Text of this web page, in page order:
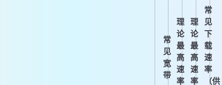
常
见
宽
带
理
论
最
高
速
率
理
论
最
高
速
率
常
见
下
载
速
率
（供